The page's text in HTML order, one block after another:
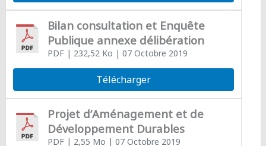
Bilan consultation et Enquête
Publique annexe délibération
PDF| 232,52 Ko | 07 Octobre 2019
Télécharger
Projet d’Aménagement et de
Développement Durables
PDF| 2,55 Mo | 07 Octobre 2019